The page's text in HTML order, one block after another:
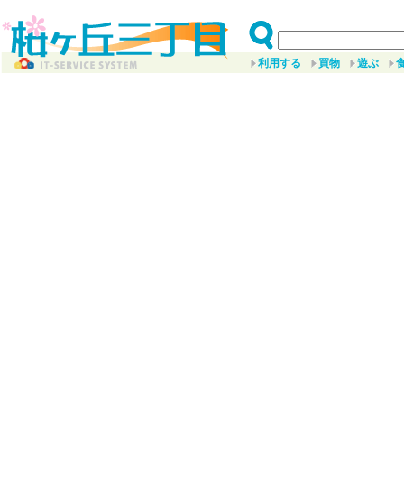
利用する 買物 遊ぶ